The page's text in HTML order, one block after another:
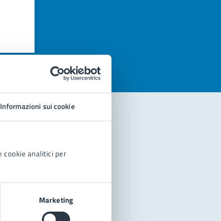
Informazioni sui cookie
cookie analitici per
Marketing